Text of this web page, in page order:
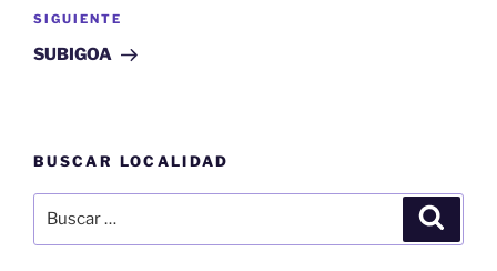
Siguiente
entrada
SIGUIENTE
SUBIGOA
BUSCAR LOCALIDAD
por: